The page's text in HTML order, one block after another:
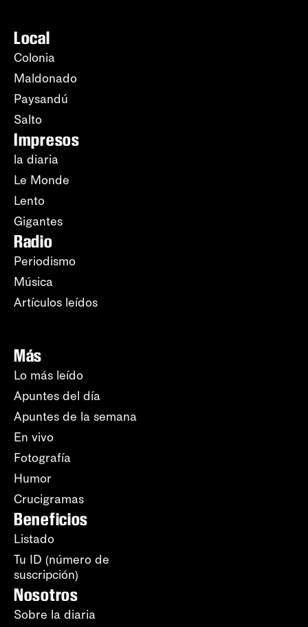
Local
Colonia
Maldonado
Paysandú
Salto
Impresos
la diaria
Le Monde
Lento
Gigantes
Radio
Periodismo
Música
Artículos leídos
Más
Lo más leído
Apuntes del día
Apuntes de la semana
En vivo
Fotografía
Humor
Crucigramas
Beneficios
Listado
Tu ID (número de
suscripción)
Nosotros
Sobre la diaria